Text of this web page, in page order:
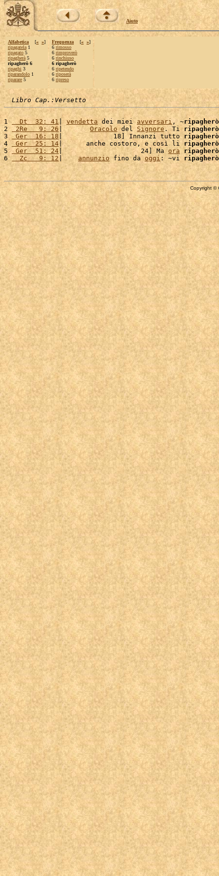
Aiuto
Alfabetica [« »]
ripagatela 1
ripagato 5
ripagherà 5
ripagherò 6
ripaghi 3
riparandolo 1
riparare 5
Frequenza [« »]
6 rimosso
6 rimproverò
6 rinchiuso
6 ripagherò
6 ripetendo
6 riposerà
6 ripreso
Libro Cap.:Versetto
1
  Dt  32: 41
| vendetta dei miei avversari , ~ripagherò
2
2Re   9: 26 | Oracolo del Signore . Ti ripagherò
3 Ger  16: 18 |             18] Innanzi tutto ripagherò
4
Ger  25: 14|      anche costoro, e così li ripagherò
5 Ger  51: 24 |                    24] Ma ora
ripagherò
6
  Zc   9: 12
| annunzio fino da oggi : ~vi ripagherò
Copyright ©